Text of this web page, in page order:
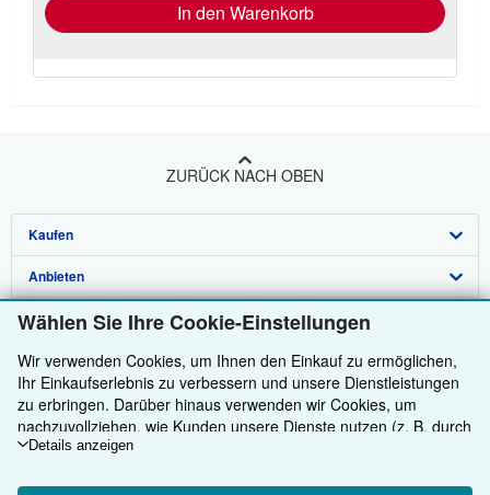
Wählen Sie Ihre Cookie-Einstellungen
Wir verwenden Cookies, um Ihnen den Einkauf zu ermöglichen,
Ihr Einkaufserlebnis zu verbessern und unsere Dienstleistungen
zu erbringen. Darüber hinaus verwenden wir Cookies, um
nachzuvollziehen, wie Kunden unsere Dienste nutzen (z. B. durch
die Erfassung von Website-Besuchen), sodass wir Optimierungen
Details anzeigen
In den Warenkorb
ZURÜCK NACH OBEN
Kaufen
Detailsuche
Sammlungen
Nutzerkonto
Meine Bestellungen
Warenkorb
Anbieten
Verkäufer werden
Partnerprogramm
Empfehlen Sie einen Verkäufer
Über uns
Über uns / Impressum
Presse
Karriere
Datenschutzerklärung
Hilfe
Hilfebereich
Kundenservice
Weitere AbeBooks Unternehmen
AbeBooks.com
AbeBooks.co.uk
AbeBooks folgen